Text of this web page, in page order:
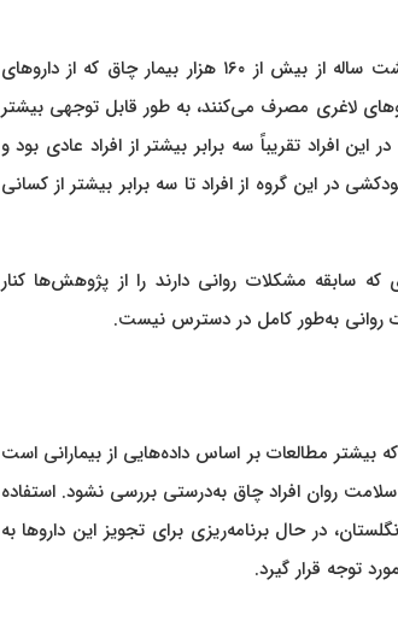
در مطالعه‌ای که اخیراً در ژورنال Scientific Reports منتشر شد، محققان داده‌های هشت ساله از بیش از ۱۶۰ هزار بیمار چاق که از داروهای
لاغری مصرف می‌کنند، به طور قابل توجهی بیشتر
افراد تقریباً سه برابر بیشتر از افراد عادی بود و
در این گروه از افراد تا سه برابر بیشتر از کسانی
که سابقه مشکلات روانی دارند را از پژوهش‌ها کنار
روانی به‌طور کامل در دسترس نیست.
مطالعات بر اساس داده‌هایی از بیمارانی است
روان افراد چاق به‌درستی بررسی نشود. استفاده
در حال برنامه‌ریزی برای تجویز این داروها به
توجه قرار گیرد.